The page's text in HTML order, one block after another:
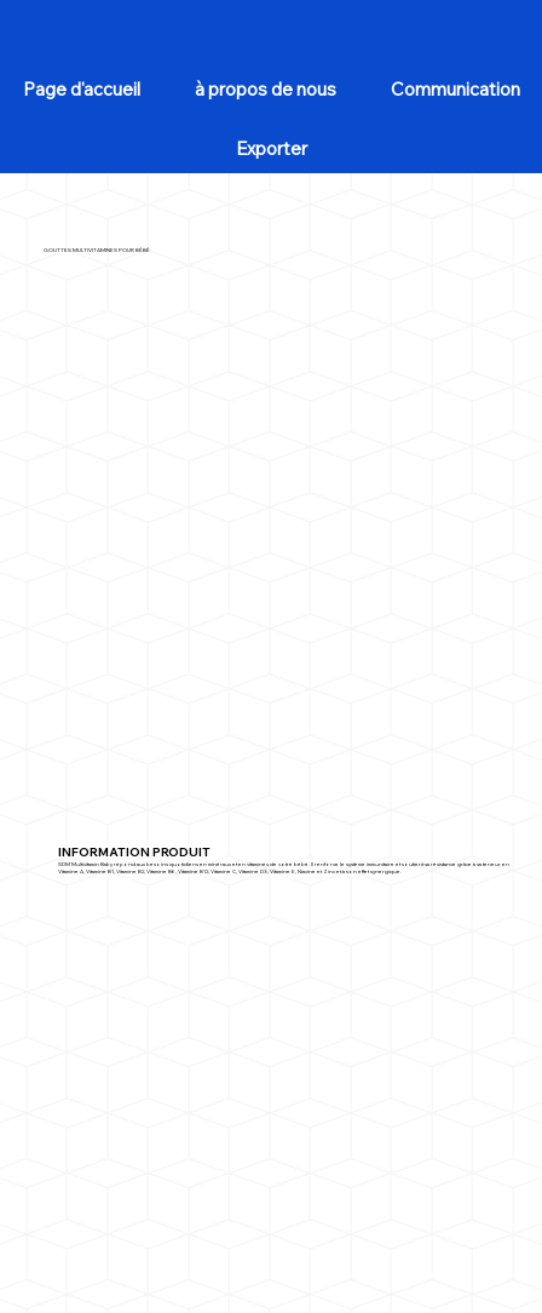
Page d'accueil à propos de nous Communication
Exporter
INFORMATION PRODUIT
SDM Multivitamin Baby répond aux besoins quotidiens en minéraux et en vitamines de votre bébé. Il renforce le système immunitaire et soutient sa résistance grâce à sa teneur en
Vitamine A, Vitamine B1, Vitamine B2, Vitamine B6, Vitamine B12, Vitamine C, Vitamine D3, Vitamine E, Niacine et Zinc et à son effet synergique.
GOUTTES MULTIVITAMINES POUR BÉBÉ